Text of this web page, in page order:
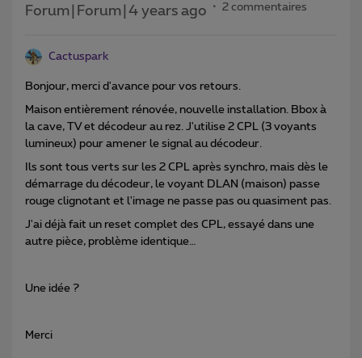
Forum|Forum|4 years ago 2 commentaires
Cactuspark
Bonjour, merci d'avance pour vos retours.
Maison entièrement rénovée, nouvelle installation. Bbox à
la cave, TV et décodeur au rez. J'utilise 2 CPL (3 voyants
lumineux) pour amener le signal au décodeur.
Ils sont tous verts sur les 2 CPL après synchro, mais dès le
démarrage du décodeur, le voyant DLAN (maison) passe
rouge clignotant et l'image ne passe pas ou quasiment pas.
J'ai déjà fait un reset complet des CPL, essayé dans une
autre pièce, problème identique…
Une idée ?
Merci